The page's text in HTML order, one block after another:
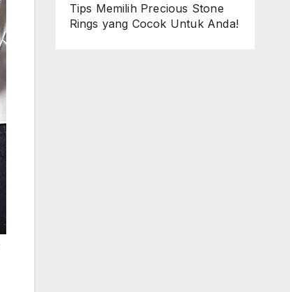
Tips Memilih Precious Stone
Rings yang Cocok Untuk Anda!